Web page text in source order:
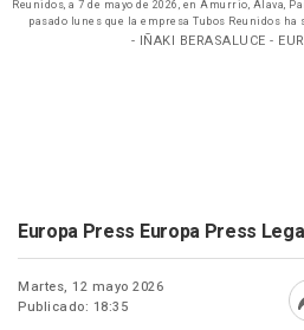
Reunidos, a 7 de mayo de 2026, en Amurrio, Álava,
pasado lunes que la empresa Tubos Reunidos
- IÑAKI BERASALUCE -
Europa Press Europa Press
Martes, 12 mayo 2026
Publicado: 18:35